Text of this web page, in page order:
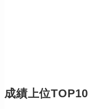
成績上位TOP10